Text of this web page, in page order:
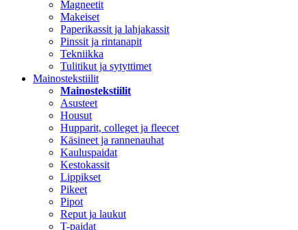
Magneetit
Makeiset
Paperikassit ja lahjakassit
Pinssit ja rintanapit
Tekniikka
Tulitikut ja sytyttimet
Mainostekstiilit
Mainostekstiilit
Asusteet
Housut
Hupparit, colleget ja fleecet
Käsineet ja rannenauhat
Kauluspaidat
Kestokassit
Lippikset
Pikeet
Pipot
Reput ja laukut
T-paidat